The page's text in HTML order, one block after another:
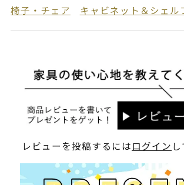
椅子・チェア キャビネット＆シェル
レビューを投稿するにはログイン